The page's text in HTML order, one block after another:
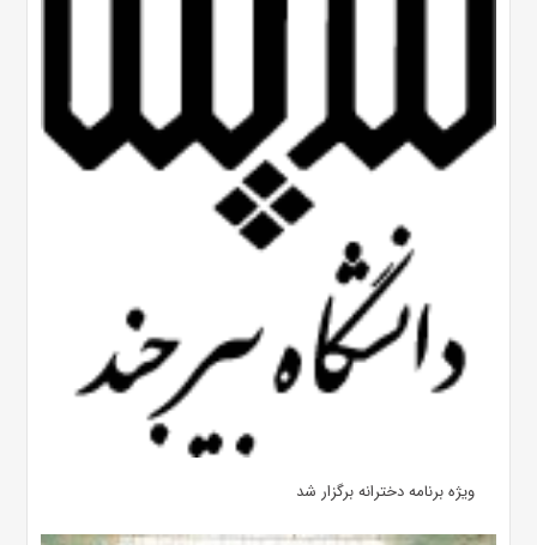
ویژه برنامه دخترانه برگزار شد